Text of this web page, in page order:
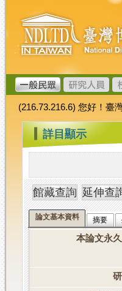
跳
到
主
要
內
容
臺
灣
博
碩
士
論
文
加
值
系
統
(216.73.216.6) 您好！臺
::: 詳目顯示
論文基本資料 摘要
本論文永